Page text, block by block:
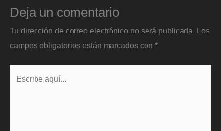
Deja un comentario
Tu dirección de correo electrónico no será publicada. Los
campos obligatorios están marcados con *